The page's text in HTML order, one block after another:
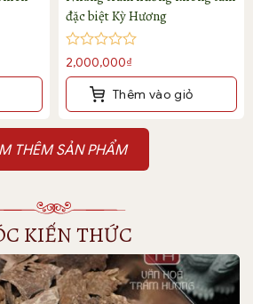
đặc biệt Kỳ Hương
Được
xếp
hạng
5
sao
2,000,000₫
Thêm vào giỏ
KIẾN THỨC